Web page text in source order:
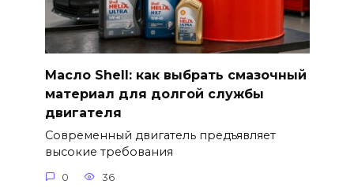
Масло Shell: как выбрать смазочный
материал для долгой службы
двигателя
Современный двигатель предъявляет
высокие требования
0 36